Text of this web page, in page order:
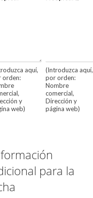
aquí,
orden:
y
web)
(Introduzca aquí,
por orden:
Nombre
comercial,
Dirección y
página web)
para la